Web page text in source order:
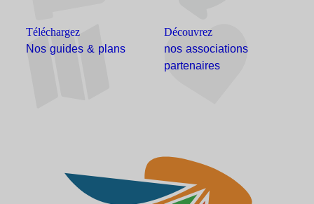
Téléchargez
Nos guides & plans
Découvrez
nos associations
partenaires